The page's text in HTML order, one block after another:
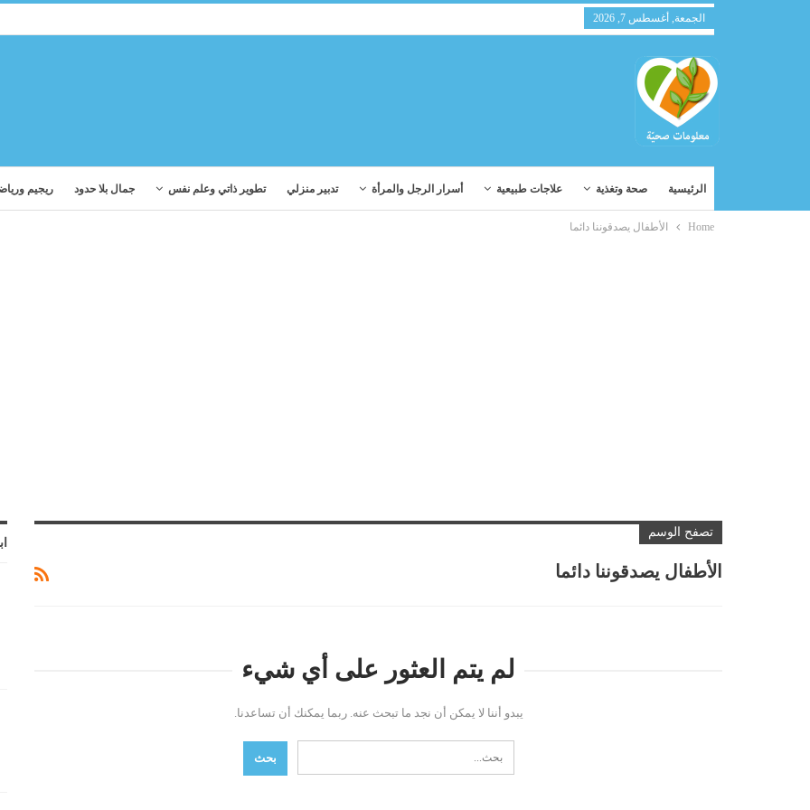
الجمعة, أغسطس 7, 2026
الرئيسية صحة وتغذية علاجات طبيعية أسرار الرجل والمرأة تدبير منزلي تطوير ذاتي وعلم نفس جمال بلا حدود ريجيم
Home الأطفال يصدقوننا دائما
تصفح الوسم
الأطفال يصدقوننا دائما
لم يتم العثور على أي شيء
يبدو أننا لا يمكن أن نجد ما تبحث عنه. ربما يمكنك أن تساعدنا.